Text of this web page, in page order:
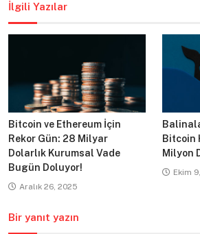
İlgili Yazılar
Bitcoin ve Ethereum İçin
Rekor Gün: 28 Milyar
Dolarlık Kurumsal Vade
Bugün Doluyor!
Aralık 26, 2025
Bitcoin
Milyon
Ekim
Bir yanıt yazın